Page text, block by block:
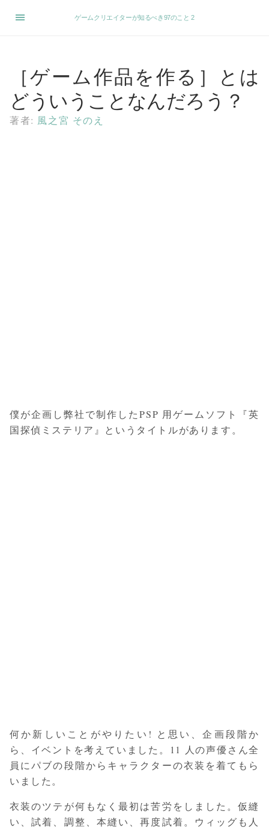
ゲームクリエイターが知るべき97のこと 2
［ゲーム作品を作る］とは
どういうことなんだろう？
著者: 風之宮 そのえ
僕が企画し弊社で制作したPSP 用ゲームソフト『英
国探偵ミステリア』というタイトルがあります。
何か新しいことがやりたい! と思い、企画段階か
ら、イベントを考えていました。11 人の声優さん全
員にパブの段階からキャラクターの衣装を着てもら
いました。
衣装のツテが何もなく最初は苦労をしました。仮縫
い、試着、調整、本縫い、再度試着。ウィッグも人